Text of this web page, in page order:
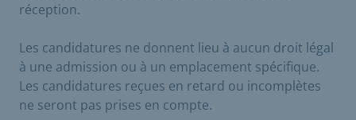
réception.
Les candidatures ne donnent lieu à aucun droit légal
à une admission ou à un emplacement spécifique.
Les candidatures reçues en retard ou incomplètes
ne seront pas prises en compte.